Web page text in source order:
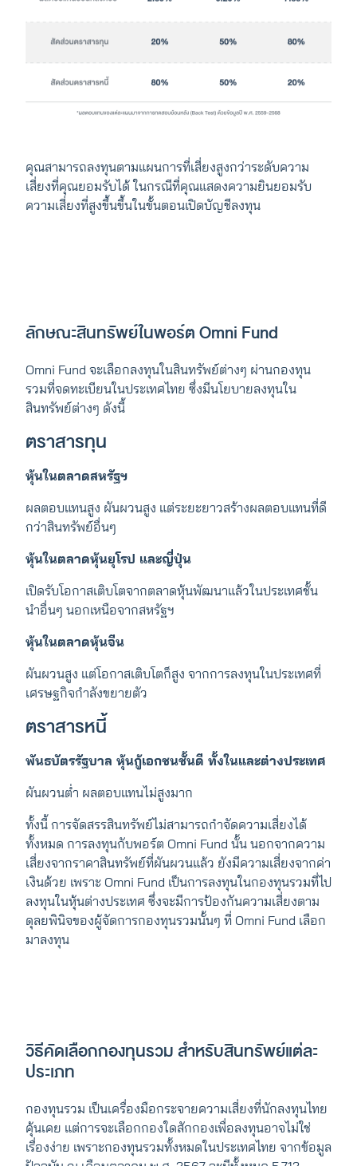
คุณสามารถลงทุนตามแผนการที่เสี่ยงสูงกว่าระดับความ
เสี่ยงที่คุณยอมรับได้ ในกรณีที่คุณแสดงความยินยอมรับ
ความเสี่ยงที่สูงขึ้นขึ้นในขั้นตอนเปิดบัญชีลงทุน
ลักษณะสินทรัพย์ในพอร์ต Omni Fund
Omni Fund จะเลือกลงทุนในสินทรัพย์ต่างๆ ผ่านกองทุน
รวมที่จดทะเบียนในประเทศไทย ซึ่งมีนโยบายลงทุนใน
สินทรัพย์ต่างๆ ดังนี้
ตราสารทุน
หุ้นในตลาดสหรัฐฯ
ผลตอบแทนสูง ผันผวนสูง แต่ระยะยาวสร้างผลตอบแทนที่ดี
กว่าสินทรัพย์อื่นๆ
หุ้นในตลาดหุ้นยุโรป และญี่ปุ่น
เปิดรับโอกาสเติบโตจากตลาดหุ้นพัฒนาแล้วในประเทศชั้น
นำอื่นๆ นอกเหนือจากสหรัฐฯ
หุ้นในตลาดหุ้นจีน
ผันผวนสูง แต่โอกาสเติบโตก็สูง จากการลงทุนในประเทศที่
เศรษฐกิจกำลังขยายตัว
ตราสารหนี้
พันธบัตรรัฐบาล หุ้นกู้เอกชนชั้นดี ทั้งในและต่างประเทศ
ผันผวนต่ำ ผลตอบแทนไม่สูงมาก
ทั้งนี้ การจัดสรรสินทรัพย์ไม่สามารถกำจัดความเสี่ยงได้
ทั้งหมด การลงทุนกับพอร์ต Omni Fund นั้น นอกจากความ
เสี่ยงจากราคาสินทรัพย์ที่ผันผวนแล้ว ยังมีความเสี่ยงจากค่า
เงินด้วย เพราะ Omni Fund เป็นการลงทุนในกองทุนรวมที่ไป
ลงทุนในหุ้นต่างประเทศ ซึ่งจะมีการป้องกันความเสี่ยงตาม
ดุลยพินิจของผู้จัดการกองทุนรวมนั้นๆ ที่ Omni Fund เลือก
มาลงทุน
วิธีคัดเลือกกองทุนรวม สำหรับสินทรัพย์แต่ละ
ประเภท
กองทุนรวม เป็นเครื่องมือกระจายความเสี่ยงที่นักลงทุนไทย
คุ้นเคย แต่การจะเลือกกองใดสักกองเพื่อลงทุนอาจไม่ใช่
เรื่องง่าย เพราะกองทุนรวมทั้งหมดในประเทศไทย จากข้อมูล